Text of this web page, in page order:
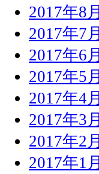
2017年8月
2017年7月
2017年6月
2017年5月
2017年4月
2017年3月
2017年2月
2017年1月